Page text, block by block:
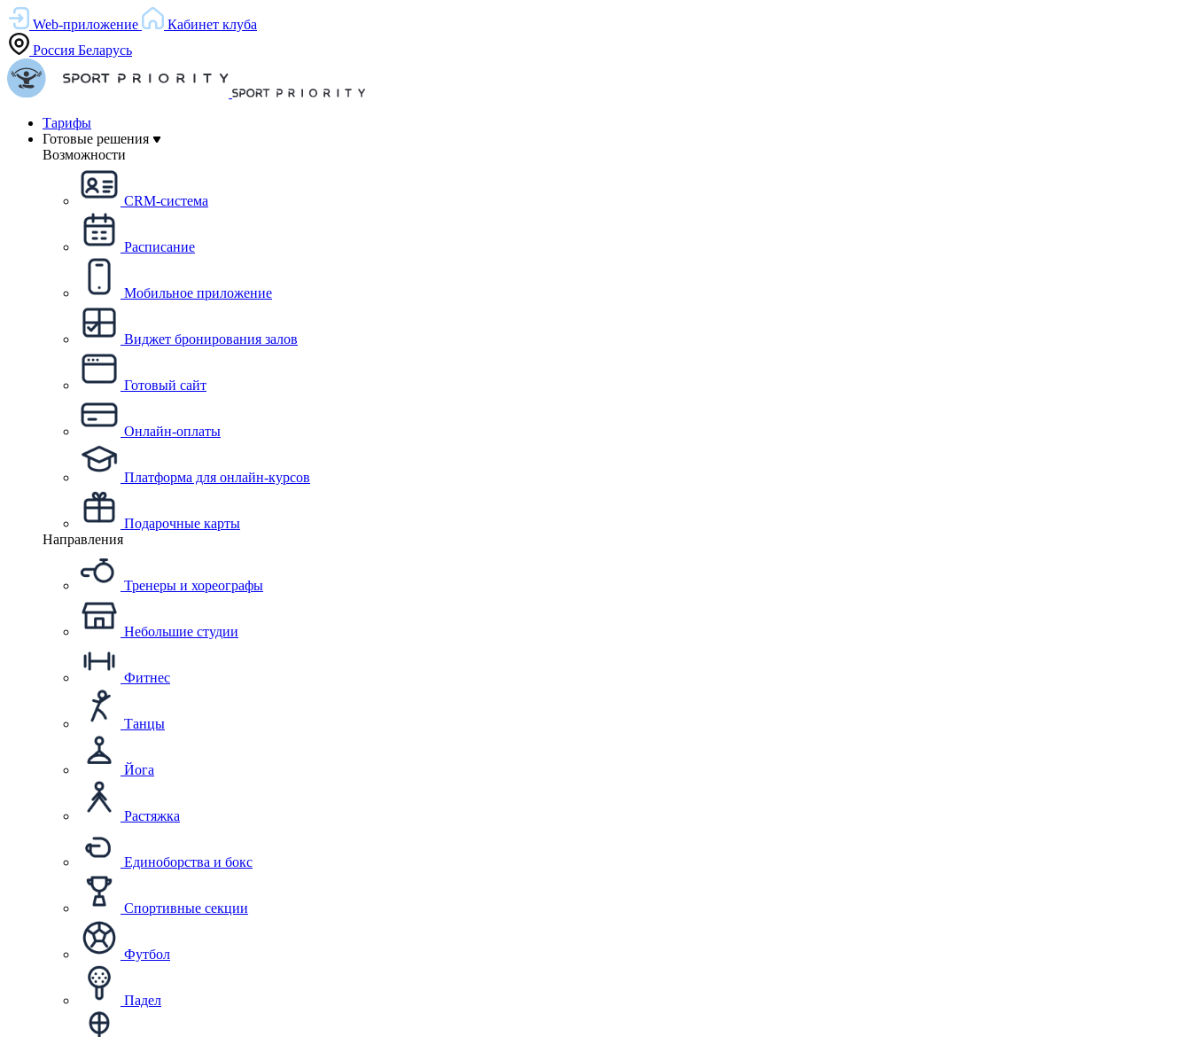
Web-приложение
Кабинет клуба
Россия Беларусь
Тарифы
Готовые решения
Возможности
CRM-система
Расписание
Мобильное приложение
Виджет бронирования залов
Готовый сайт
Онлайн-оплаты
Платформа для онлайн-курсов
Подарочные карты
Направления
Тренеры и хореографы
Небольшие студии
Фитнес
Танцы
Йога
Растяжка
Единоборства и бокс
Спортивные секции
Футбол
Падел